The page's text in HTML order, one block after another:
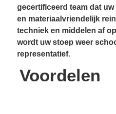
gecertificeerd team dat
en materiaalvriendelijk
techniek en middelen af
wordt uw stoep weer
representatief.
Voordelen